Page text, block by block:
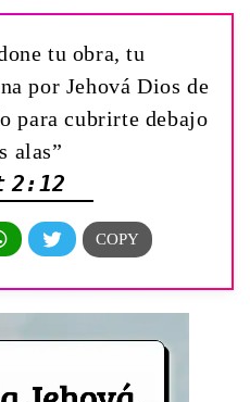
tu obra, tu
por Jehová Dios de
para cubrirte debajo
alas”
2:12